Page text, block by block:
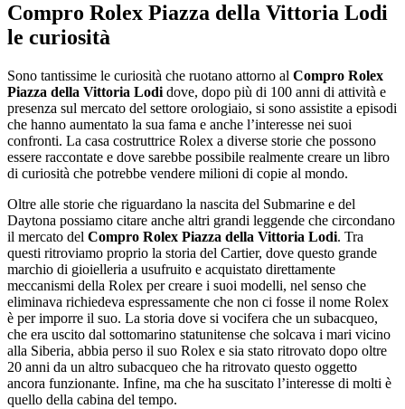
Compro Rolex Piazza della Vittoria Lodi
le curiosità
Sono tantissime le curiosità che ruotano attorno al Compro Rolex
Piazza della Vittoria Lodi dove, dopo più di 100 anni di attività e
presenza sul mercato del settore orologiaio, si sono assistite a episodi
che hanno aumentato la sua fama e anche l’interesse nei suoi
confronti. La casa costruttrice Rolex a diverse storie che possono
essere raccontate e dove sarebbe possibile realmente creare un libro
di curiosità che potrebbe vendere milioni di copie al mondo.
Oltre alle storie che riguardano la nascita del Submarine e del
Daytona possiamo citare anche altri grandi leggende che circondano
il mercato del Compro Rolex Piazza della Vittoria Lodi. Tra
questi ritroviamo proprio la storia del Cartier, dove questo grande
marchio di gioielleria a usufruito e acquistato direttamente
meccanismi della Rolex per creare i suoi modelli, nel senso che
eliminava richiedeva espressamente che non ci fosse il nome Rolex
è per imporre il suo. La storia dove si vocifera che un subacqueo,
che era uscito dal sottomarino statunitense che solcava i mari vicino
alla Siberia, abbia perso il suo Rolex e sia stato ritrovato dopo oltre
20 anni da un altro subacqueo che ha ritrovato questo oggetto
ancora funzionante. Infine, ma che ha suscitato l’interesse di molti è
quello della cabina del tempo.